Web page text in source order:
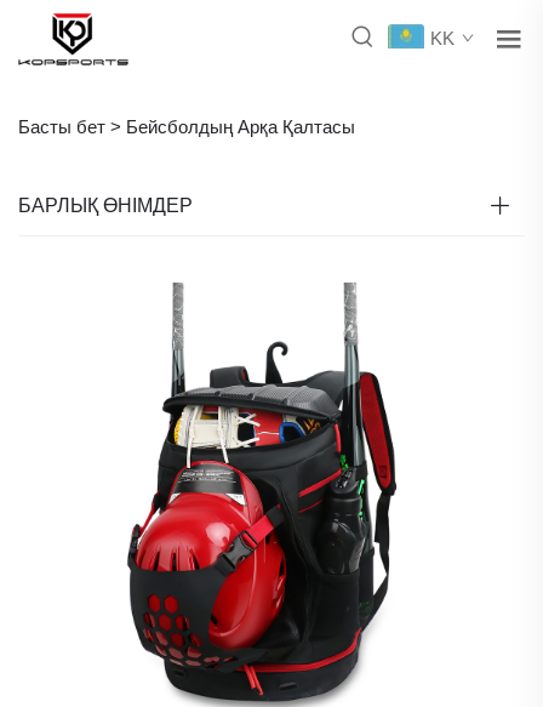
KK
Басты бет > Бейсболдың Арқа Қалтасы
БАРЛЫҚ ӨНІМДЕР